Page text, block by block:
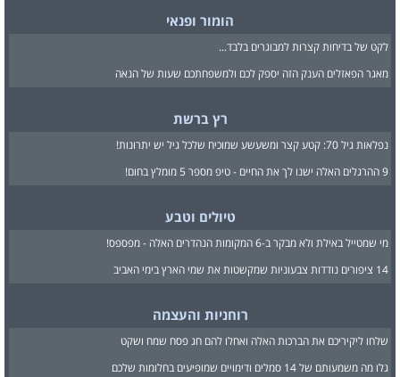
הומור ופנאי
לקט של בדיחות קצרות למבוגרים בלבד...
מאגר הפאזלים הענק הזה יספק לכם ולמשפחתכם שעות של הנאה
רץ ברשת
נפלאות גיל 70: קטע קצר ומשעשע שמוכיח שלכל גיל יש יתרונות!
9 ההרגלים האלה ישנו לך את החיים - טיפ מספר 5 מומלץ בחום!
טיולים וטבע
מי שמטייל באילת ולא מבקר ב-6 המקומות הנהדרים האלה - מפספס!
14 ציפורים נודדות צבעוניות שמקשטות את שמי הארץ בימי האביב
רוחניות והעצמה
שלחו ליקיריכם את הברכות האלה ואחלו להם חג פסח שמח ושקט
גלו מה משמעותם של 14 סמלים ודימויים שמופיעים בחלומות שלכם